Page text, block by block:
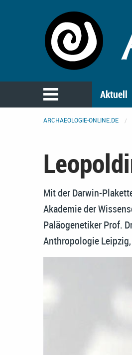
Aktuell
ARCHAEOLOGIE-ONLINE.DE
Mit der Darwin-
Akademie der
Paläogenetiker Prof.
Anthropologie